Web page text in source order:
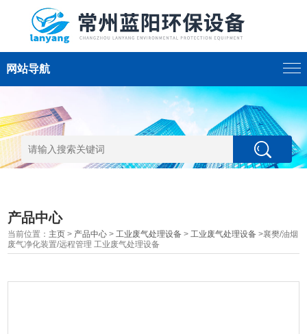
网站导航
产品中心
当前位置： 主页 > 产品中心 >工业废气处理设备 >工业废气处理设备 >襄樊/油烟
废气净化装置/远程管理 工业废气处理设备